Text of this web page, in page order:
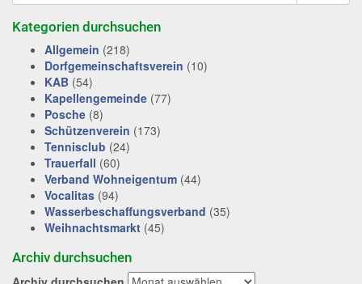
Kategorien durchsuchen
Allgemein (218)
Dorfgemeinschaftsverein (10)
KAB (54)
Kapellengemeinde (77)
Posche (8)
Schützenverein (173)
Tennisclub (24)
Trauerfall (60)
Verband Wohneigentum (44)
Vocalitas (94)
Wasserbeschaffungsverband (35)
Weihnachtsmarkt (45)
Archiv durchsuchen